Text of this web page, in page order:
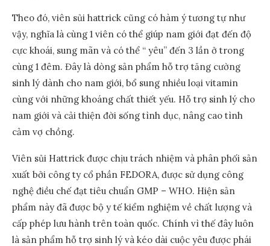
Theo đó, viên sủi hattrick cũng có hàm ý tương tự như
vậy, nghĩa là cùng 1 viên có thể giúp nam giới đạt đến độ
cực khoái, sung mãn và có thể “ yêu” đến 3 lần ở trong
cùng 1 đêm. Đây là dòng sản phẩm hỗ trợ tăng cường
sinh lý dành cho nam giới, bổ sung nhiều loại vitamin
cùng với những khoáng chất thiết yếu. Hỗ trợ sinh lý cho
nam giới và cải thiện đời sống tình dục, nâng cao tình
cảm vợ chồng.
Viên sủi Hattrick được chịu trách nhiệm và phân phối sản
xuất bởi công ty cổ phần FEDORA, được sử dụng công
nghệ điều chế đạt tiêu chuẩn GMP – WHO. Hiện sản
phẩm này đã được bộ y tế kiểm nghiệm về chất lượng và
cấp phép lưu hành trên toàn quốc. Chính vì thế đây luôn
là sản phẩm hỗ trợ sinh lý và kéo dài cuộc yêu được phái